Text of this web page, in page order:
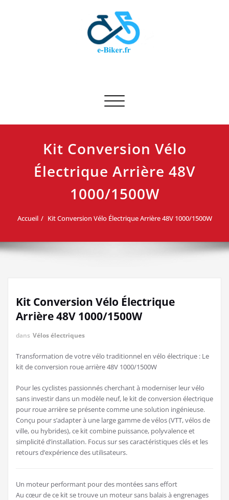
Afficher/masquer la navigation
Kit Conversion Vélo
Électrique Arrière 48V
1000/1500W
Accueil Kit Conversion Vélo Électrique Arrière 48V 1000/1500W
Kit Conversion Vélo Électrique
Arrière 48V 1000/1500W
dans Vélos électriques
Transformation de votre vélo traditionnel en vélo électrique : Le
kit de conversion roue arrière 48V 1000/1500W
Pour les cyclistes passionnés cherchant à moderniser leur vélo
sans investir dans un modèle neuf, le kit de conversion électrique
pour roue arrière se présente comme une solution ingénieuse.
Conçu pour s’adapter à une large gamme de vélos (VTT, vélos de
ville, ou hybrides), ce kit combine puissance, polyvalence et
simplicité d’installation. Focus sur ses caractéristiques clés et les
retours d’expérience des utilisateurs.
Un moteur performant pour des montées sans effort
Au cœur de ce kit se trouve un moteur sans balais à engrenages